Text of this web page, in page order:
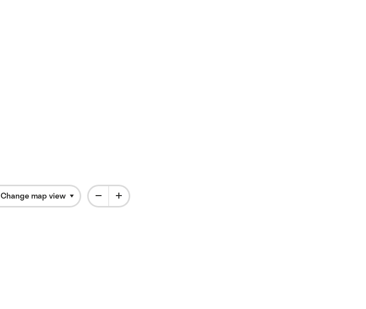
Change map view Click to open flyout with more information